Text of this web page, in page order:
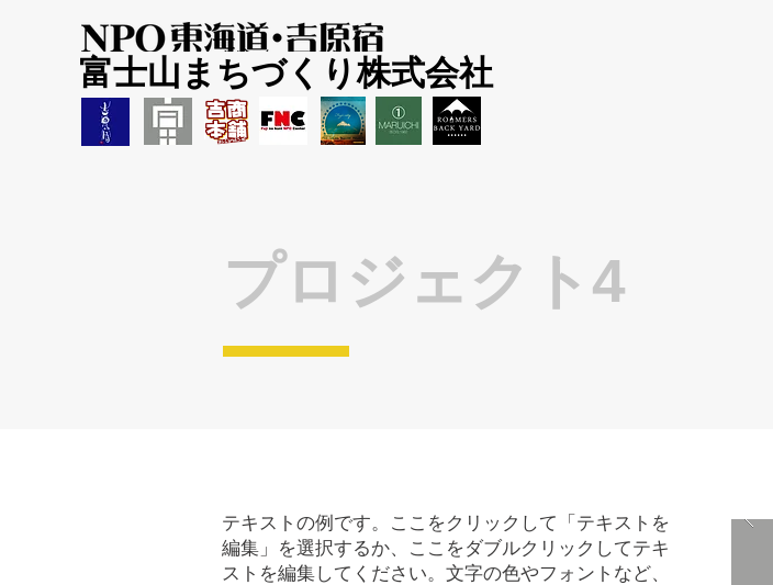
富士山まちづくり株式会社
プロジェクト4
テキストの例です。ここをクリックして「テキストを
編集」を選択するか、ここをダブルクリックしてテキ
ストを編集してください。文字の色やフォントなど、